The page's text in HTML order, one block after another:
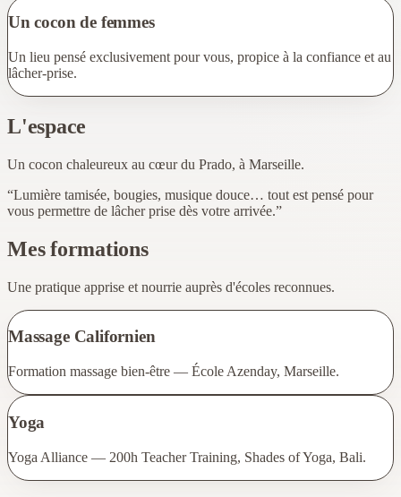
Un cocon de femmes
Un lieu pensé exclusivement pour vous, propice à la confiance et au
lâcher-prise.
L'espace
Un cocon chaleureux au cœur du Prado, à Marseille.
“Lumière tamisée, bougies, musique douce… tout est pensé pour
vous permettre de lâcher prise dès votre arrivée.”
Mes formations
Une pratique apprise et nourrie auprès d'écoles reconnues.
Massage Californien
Formation massage bien‑être — École Azenday, Marseille.
Yoga
Yoga Alliance — 200h Teacher Training, Shades of Yoga, Bali.